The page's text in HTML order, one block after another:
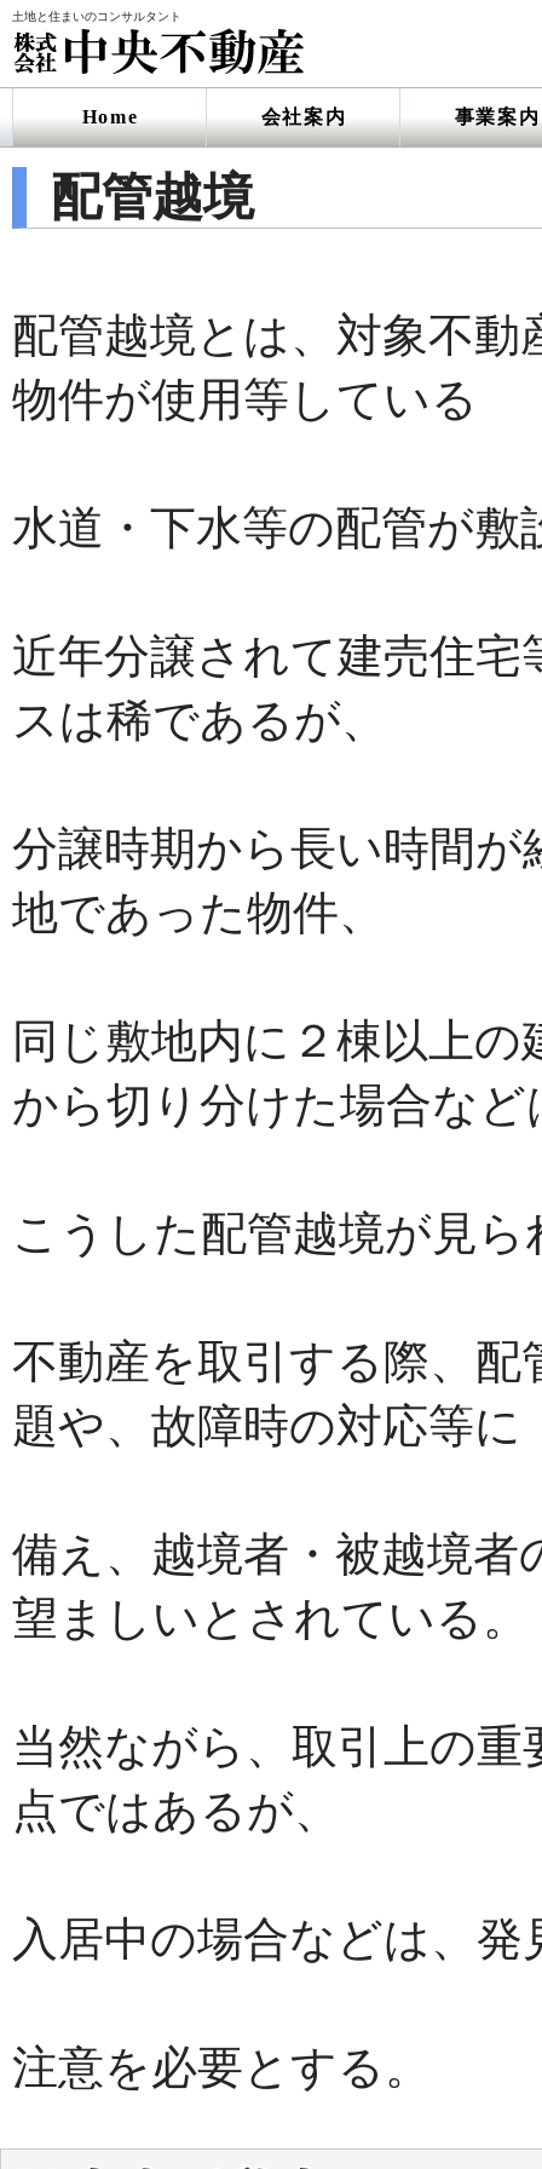
土地と住まいのコンサルタント
Home 会社案内 事業案内
配管越境
配管越境とは、対象不
物件が使用等している
水道・下水等の配管が
近年分譲されて建売住
スは稀であるが、
分譲時期から長い時間
地であった物件、
同じ敷地内に２棟以上
から切り分けた場合など
こうした配管越境が見
不動産を取引する際、
題や、故障時の対応等に
備え、越境者・被越境
望ましいとされている。
当然ながら、取引上の
点ではあるが、
入居中の場合などは、
注意を必要とする。